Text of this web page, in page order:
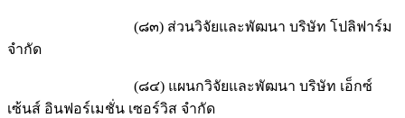
(๘๓) ส่วนวิจัยและพัฒนา บริษัท โปลิฟาร์ม
จำกัด
(๘๔) แผนกวิจัยและพัฒนา บริษัท เอ็กซ์
เซ้นส์ อินฟอร์เมชั่น เซอร์วิส จำกัด